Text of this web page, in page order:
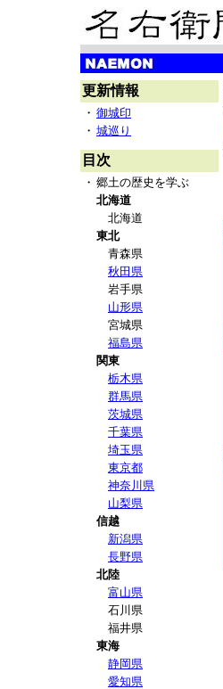
更新情報
・ 御城印
・ 城巡り
目次
・ 郷土の歴史を学ぶ
北海道
北海道
東北
青森県
秋田県
岩手県
山形県
宮城県
福島県
関東
栃木県
群馬県
茨城県
千葉県
埼玉県
東京都
神奈川県
山梨県
信越
新潟県
長野県
北陸
富山県
石川県
福井県
東海
静岡県
愛知県